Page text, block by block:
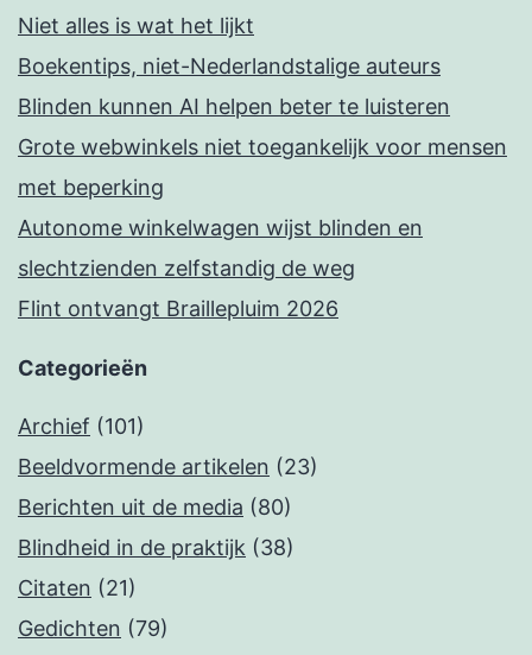
Niet alles is wat het lijkt
Boekentips, niet-Nederlandstalige auteurs
Blinden kunnen AI helpen beter te luisteren
Grote webwinkels niet toegankelijk voor mensen
met beperking
Autonome winkelwagen wijst blinden en
slechtzienden zelfstandig de weg
Flint ontvangt Braillepluim 2026
Categorieën
Archief (101)
Beeldvormende artikelen (23)
Berichten uit de media (80)
Blindheid in de praktijk (38)
Citaten (21)
Gedichten (79)